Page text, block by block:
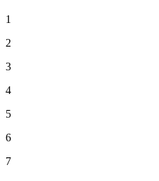
1
2
3
4
5
6
7